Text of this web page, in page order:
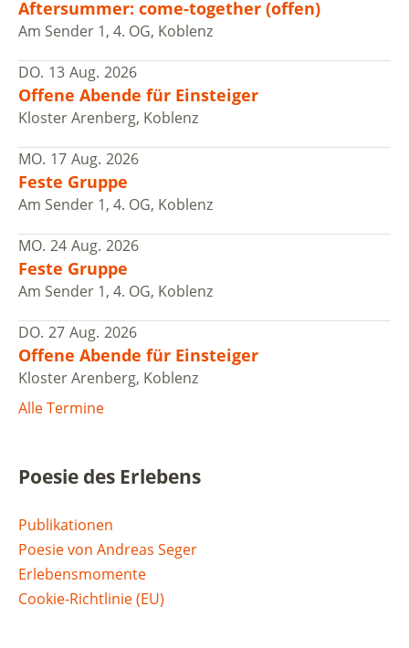
Aftersummer: come-together (offen)
Am Sender 1, 4. OG, Koblenz
DO. 13 Aug. 2026
Offene Abende für Einsteiger
Kloster Arenberg, Koblenz
MO. 17 Aug. 2026
Feste Gruppe
Am Sender 1, 4. OG, Koblenz
MO. 24 Aug. 2026
Feste Gruppe
Am Sender 1, 4. OG, Koblenz
DO. 27 Aug. 2026
Offene Abende für Einsteiger
Kloster Arenberg, Koblenz
Alle Termine
Poesie des Erlebens
Publikationen
Poesie von Andreas Seger
Erlebensmomente
Cookie-Richtlinie (EU)